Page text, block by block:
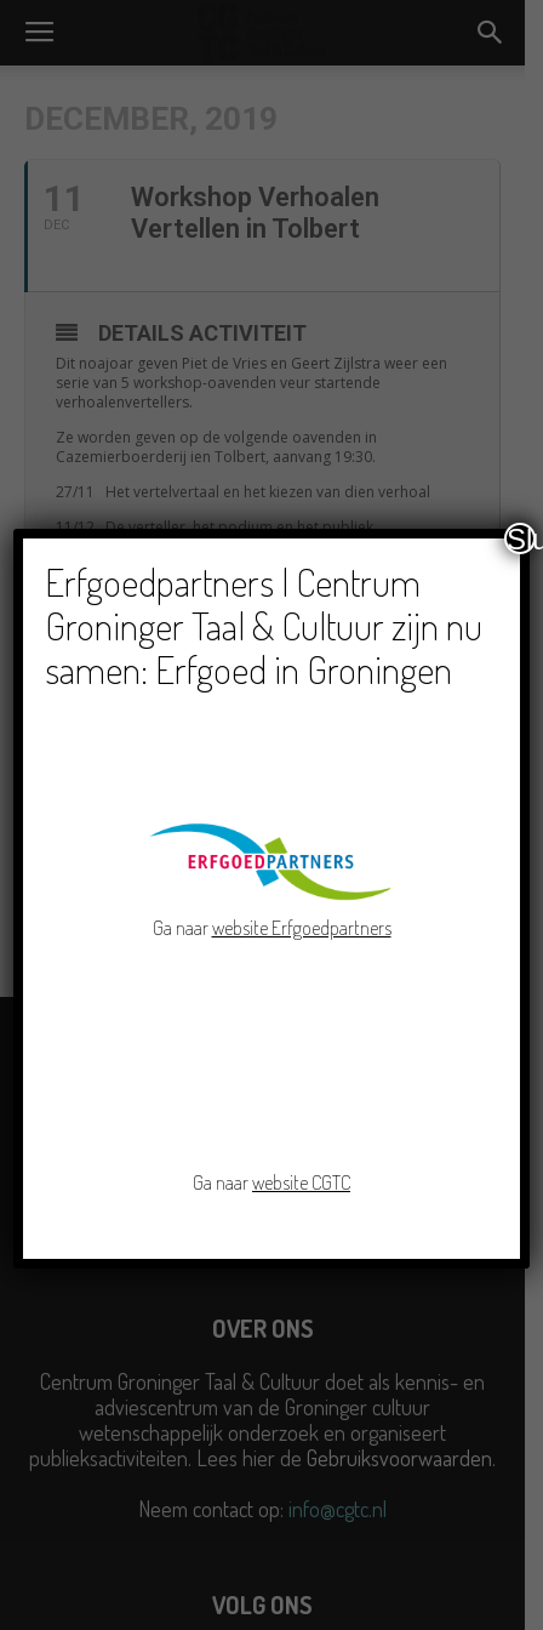
11
DEC
Workshop Verhoalen
Vertellen in Tolbert
DETAILS ACTIVITEIT
Dit noajoar geven Piet de Vries en Geert Zijlstra weer een
serie van 5 workshop-oavenden veur startende
verhoalenvertellers.
Ze worden geven op de volgende oavenden in
Cazemierboerderij ien Tolbert, aanvang 19:30.
27/11 Het vertelvertaal en het kiezen van dien verhoal
11/12 De verteller, het podium en het publiek
21/1 Gebruuk van podium en zoal
4/2 Oefenen ien BaronTheater met licht en geluud
OVER ONS
Centrum Groninger Taal & Cultuur doet als kennis- en
adviescentrum van de Groninger cultuur
wetenschappelijk onderzoek en organiseert
publieksactiviteiten. Lees hier de Gebruiksvoorwaarden.
Neem contact op: info@cgtc.nl
VOLG ONS
Erfgoedpartners | Centrum
Groninger Taal & Cultuur zijn nu
samen: Erfgoed in Groningen
Ga naarwebsite Erfgoedpartners
Ga naarwebsite CGTC